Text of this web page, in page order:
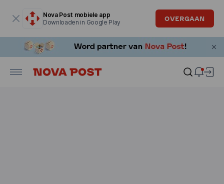
Nova Post mobiele app
Downloaden in Google Play
OVERGAAN